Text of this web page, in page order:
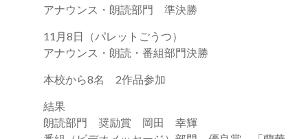
アナウンス・朗読部門 準決勝
11月8日（パレットごうつ）
アナウンス・朗読・番組部門決勝
本校から8名 2作品参加
結果
朗読部門 奨励賞 岡田 幸輝